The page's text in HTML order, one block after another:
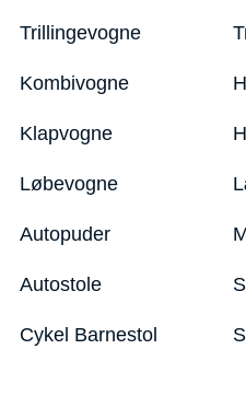
Trillingevogne
Kombivogne
Klapvogne
Løbevogne
Autopuder
Autostole
Cykel Barnestol